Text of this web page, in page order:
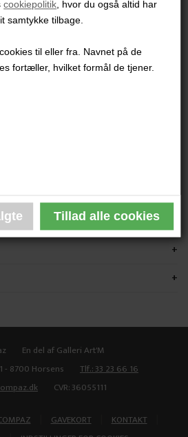
cookiepolitik, hvor du også altid har
samtykke tilbage.
til eller fra. Navnet på de
fortæller, hvilket formål de tjener.
En del af Galleri Art'M
- 8700 Horsens
Tlf.: 33 23 66 16
CVR: 36055111
GAVEKORT KONTAKT